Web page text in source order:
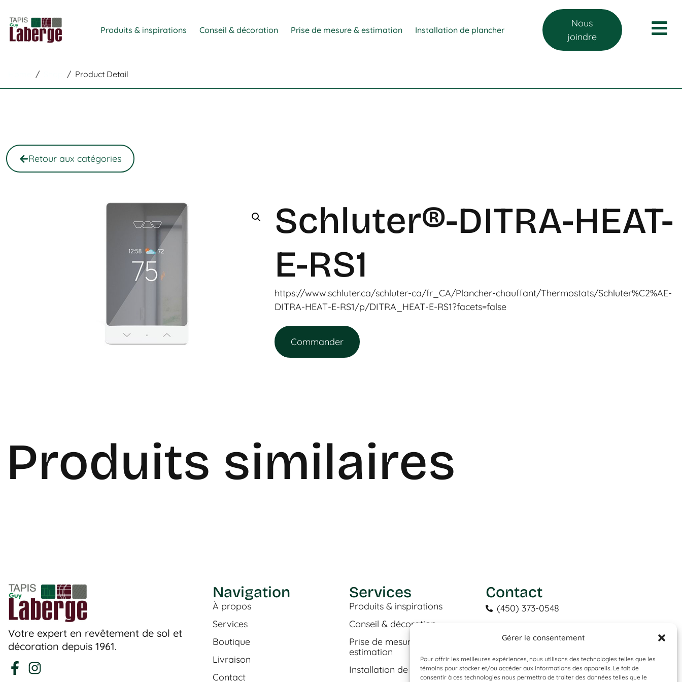
Gérer le consentement
Pour offrir les meilleures expériences, nous utilisons des technologies telles que les
témoins pour stocker et/ou accéder aux informations des appareils. Le fait de
consentir à ces technologies nous permettra de traiter des données telles que le
Produits & inspirations Conseil & décoration Prise de mesure & estimation Installation de plancher
Nous
joindre
/ / Product Detail
Retour aux catégories
Schluter®-DITRA-HEAT-
E-RS1
https://www.schluter.ca/schluter-ca/fr_CA/Plancher-chauffant/Thermostats/Schluter%C2%AE-
DITRA-HEAT-E-RS1/p/DITRA_HEAT-E-RS1?facets=false
Commander
Produits similaires
Votre expert en revêtement de sol et
décoration depuis 1961.
Navigation
À propos
Services
Boutique
Livraison
Contact
Services
Produits & inspirations
Conseil & décoration
Prise de mesures &
estimation
Installation de plancher
Contact
(450) 373-0548
Salaberry-de-Valleyfield, QC J6S 4Y2